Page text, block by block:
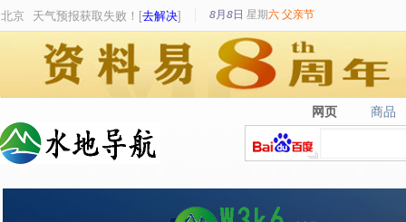
北京 天气预报获取失败！[去解决] 8月8日 星期六 父亲节
网页
网页 商品
商品